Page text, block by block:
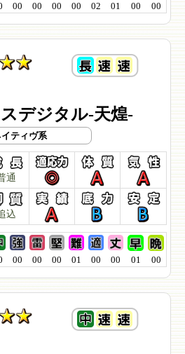
00 00 00 00 02 01 00 00
デジタル-天煌-
ティヴ系
通
込
00 00 00 01 00 00 01 00